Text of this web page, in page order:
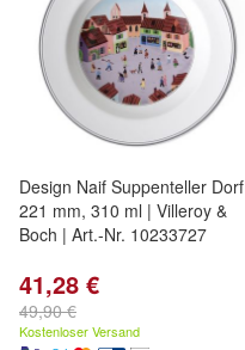
Design Naif Suppenteller Dorf
221 mm, 310 ml | Villeroy &
Boch | Art.-Nr. 10233727
41,28 €
49,90 €
Kostenloser Versand